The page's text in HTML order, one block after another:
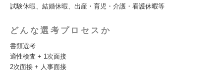
試験休暇、結婚休暇、出産・育児・介護・看護休暇等
どんな選考プロセスか
書類選考
適性検査 + 1次面接
2次面接 + 人事面接